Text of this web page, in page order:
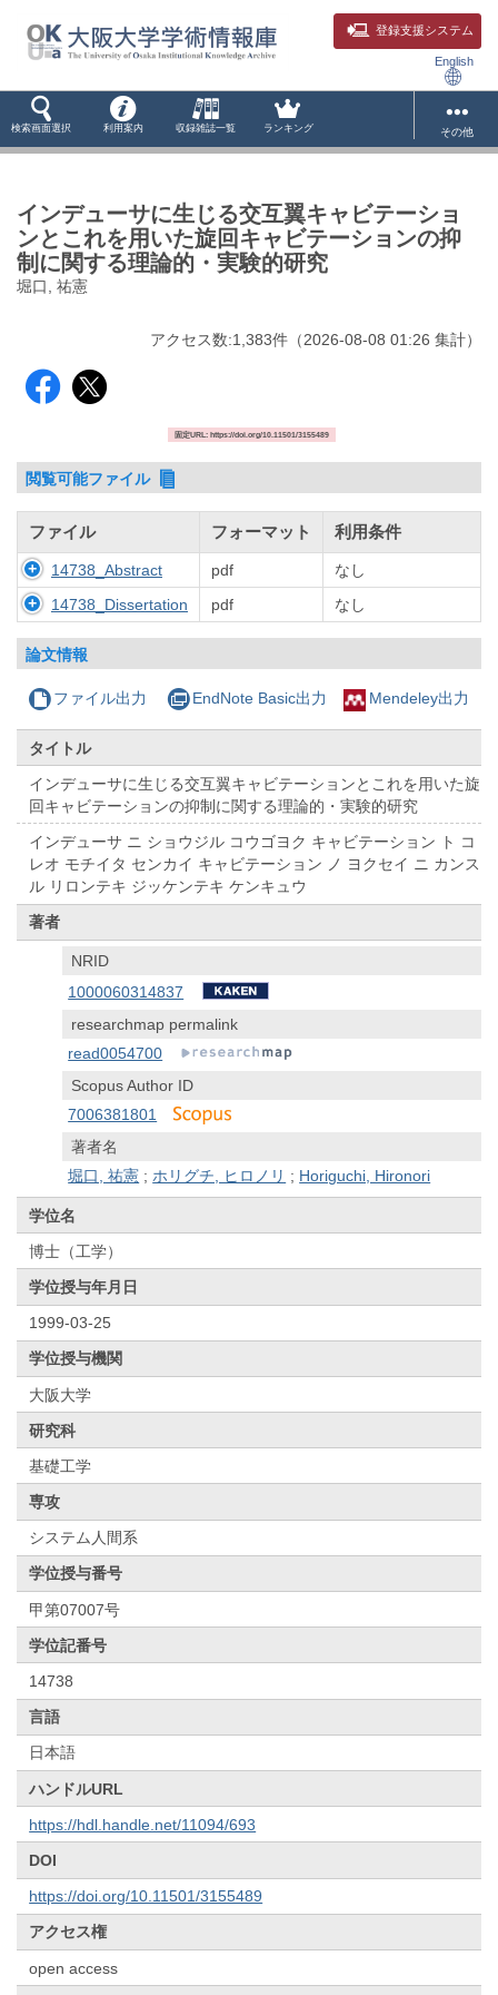
登録支援システム
English
検索画面選択 利用案内 収録雑誌一覧 ランキング その他
インデューサに生じる交互翼キャビテーショ
ンとこれを用いた旋回キャビテーションの抑
制に関する理論的・実験的研究
堀口, 祐憲
アクセス数:1,383件 （2026-08-08 01:26 集計）
固定URL: https://doi.org/10.11501/3155489
閲覧可能ファイル
ファイル フォーマット 利用条件
14738_Abstract pdf
なし
14738_Dissertation
pdf なし
論文情報
ファイル出力 EndNote Basic出力 Mendeley出力
タイトル
インデューサに生じる交互翼キャビテーションとこれを用いた旋
回キャビテーションの抑制に関する理論的・実験的研究
インデューサ ニ ショウジル コウゴヨク キャビテーション ト コ
レオ モチイタ センカイ キャビテーション ノ ヨクセイ ニ カンス
ル リロンテキ ジッケンテキ ケンキュウ
著者
NRID
1000060314837
researchmap permalink
read0054700
Scopus Author ID
7006381801
著者名
堀口, 祐憲 ;ホリグチ, ヒロノリ ; Horiguchi, Hironori
学位名
博士（工学）
学位授与年月日
1999-03-25
学位授与機関
大阪大学
研究科
基礎工学
専攻
システム人間系
学位授与番号
甲第07007号
学位記番号
14738
言語
日本語
ハンドルURL
https://hdl.handle.net/11094/693
DOI
https://doi.org/10.11501/3155489
アクセス権
open access